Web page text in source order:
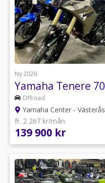
Ny 2026
Offroad
Yamaha Center - Västerås
fr. 2 267 kr/mån
139 900 kr